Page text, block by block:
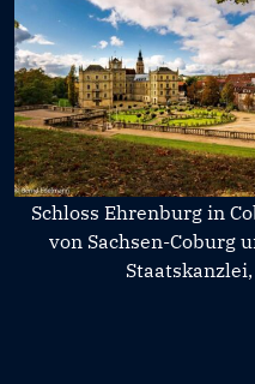
Schloss Ehrenburg in
von Sachsen-Coburg